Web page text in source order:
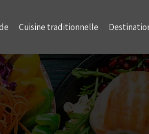
Cuisine traditionnelle